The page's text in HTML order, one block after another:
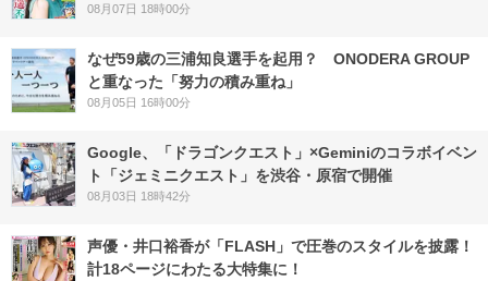
08月07日 18時00分
なぜ59歳の三浦知良選手を起用？ ONODERA GROUP
と重なった「努力の積み重ね」
08月05日 16時00分
Google、「ドラゴンクエスト」×Geminiのコラボイベン
ト「ジェミニクエスト」を渋谷・原宿で開催
08月03日 18時42分
声優・井口裕香が「FLASH」で圧巻のスタイルを披露！
計18ページにわたる大特集に！